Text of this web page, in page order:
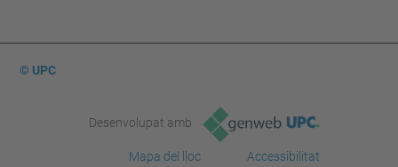
© UPC
Desenvolupat amb
Mapa del lloc
Accessibilitat